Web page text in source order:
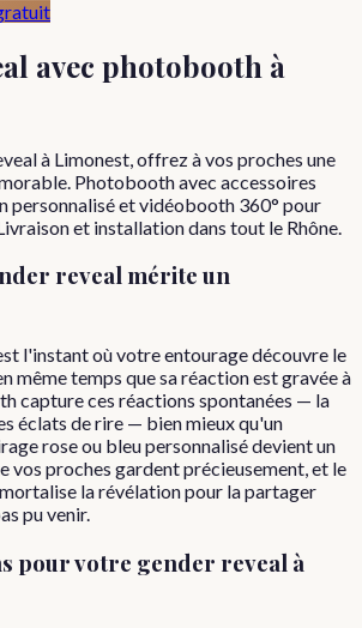
avec photobooth à
à Limonest, offrez à vos proches une
Photobooth avec accessoires
personnalisé et vidéobooth 360° pour
et installation dans tout le Rhône.
revealmérite un
l'instant où votre entourage découvre le
même temps que sa réaction est gravée à
capture ces réactions spontanées — la
éclats de rire — bien mieux qu'un
rose ou bleu personnalisé devient un
vos proches gardent précieusement, et le
la révélation pour la partager
pu venir.
pour votre gender reveal à